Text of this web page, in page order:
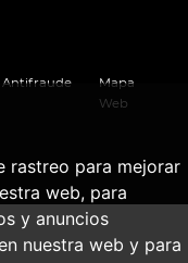
rastreo para mejorar
web, para
y anuncios
nuestra web y para
Antifraude
Mapa
Web